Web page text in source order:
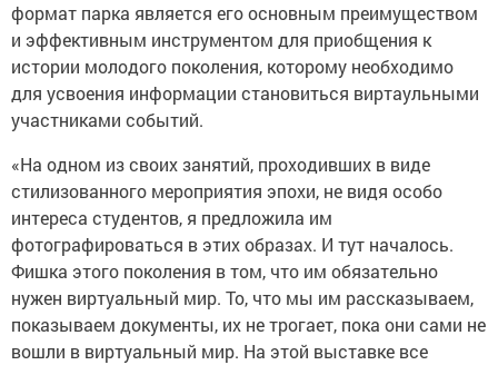
формат парка является его основным преимуществом
и эффективным инструментом для приобщения к
истории молодого поколения, которому необходимо
для усвоения информации становиться виртаульными
участниками событий.
«На одном из своих занятий, проходивших в виде
стилизованного мероприятия эпохи, не видя особо
интереса студентов, я предложила им
фотографироваться в этих образах. И тут началось.
Фишка этого поколения в том, что им обязательно
нужен виртуальный мир. То, что мы им рассказываем,
показываем документы, их не трогает, пока они сами не
вошли в виртуальный мир. На этой выставке все